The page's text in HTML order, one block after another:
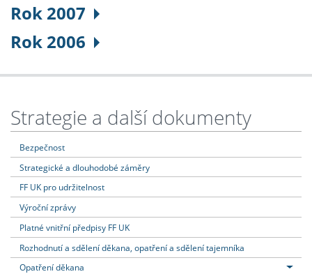
Rok 2007
Rok 2006
Strategie a další dokumenty
Bezpečnost
Strategické a dlouhodobé záměry
FF UK pro udržitelnost
Výroční zprávy
Platné vnitřní předpisy FF UK
Rozhodnutí a sdělení děkana, opatření a sdělení tajemníka
Opatření děkana